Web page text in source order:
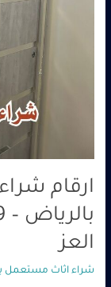
ارقام
العز
شراء اثاث مستعمل